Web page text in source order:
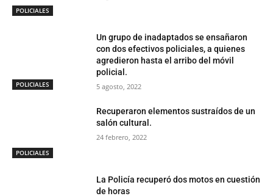
POLICIALES
POLICIALES
Un grupo de inadaptados se ensañaron
con dos efectivos policiales, a quienes
agredieron hasta el arribo del móvil
policial.
5 agosto, 2022
POLICIALES
Recuperaron elementos sustraídos de un
salón cultural.
24 febrero, 2022
La Policía recuperó dos motos en cuestión
de horas